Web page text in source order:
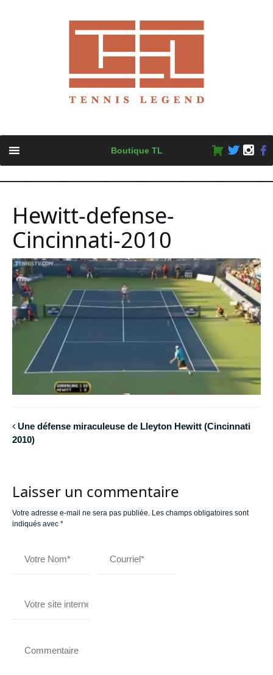
content
Boutique TL
Hewitt-defense-
Cincinnati-2010
Une défense miraculeuse de Lleyton Hewitt (Cincinnati
2010)
Laisser un commentaire
Votre adresse e-mail ne sera pas publiée. Les champs obligatoires sont
indiqués avec *